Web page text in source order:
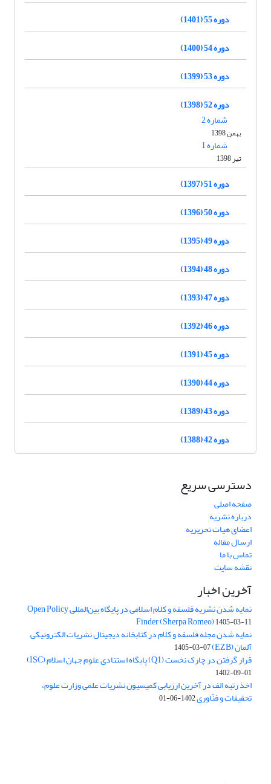
دوره 55 (1401)
دوره 54 (1400)
دوره 53 (1399)
دوره 52 (1398)
شماره 2
بهمن 1398
شماره 1
تیر 1398
دوره 51 (1397)
دوره 50 (1396)
دوره 49 (1395)
دوره 48 (1394)
دوره 47 (1393)
دوره 46 (1392)
دوره 45 (1391)
دوره 44 (1390)
دوره 43 (1389)
دوره 42 (1388)
دسترسی سریع
صفحه اصلی
درباره نشریه
اعضای هیات تحریریه
ارسال مقاله
تماس با ما
نقشه سایت
آخرین اخبار
نمایه شدن نشریه فلسفه و کلام اسلامی در پایگاه بین‌المللی Open Policy
Finder (Sherpa Romeo)1405-03-11
نمایه شدن مجله فلسفه و کلام در کتابخانه دیجیتال نشریات الکترونیکی
آلمان (EZB) 1405-03-07
قرار گرفتن در چارک نخست (Q1) پایگاه استنادی علوم جهان اسلام (ISC)
1402-09-01
اخذ رتبه الف در آخرین ارزیابی کمیسیون نشریات علمی وزارت علوم،
تحقیقات و فنّاوری1402-06-01